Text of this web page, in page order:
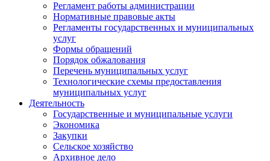
Регламент работы администрации
Нормативные правовые акты
Регламенты государственных и муниципальных
услуг
Формы обращений
Порядок обжалования
Перечень муниципальных услуг
Технологические схемы предоставления
муниципальных услуг
Деятельность
Государственные и муниципальные услуги
Экономика
Закупки
Сельское хозяйство
Архивное дело